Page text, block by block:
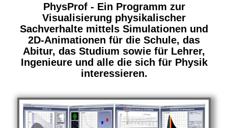
PhysProf - Ein Programm zur
Visualisierung physikalischer
Sachverhalte mittels Simulationen und
2D-Animationen für die Schule, das
Abitur, das Studium sowie für Lehrer,
Ingenieure und alle die sich für Physik
interessieren.